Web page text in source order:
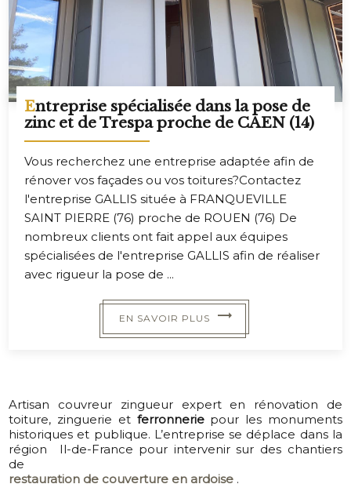
Entreprise spécialisée dans la pose de
zinc et de Trespa proche de CAEN (14)
Vous recherchez une entreprise adaptée afin de
rénover vos façades ou vos toitures?Contactez
l'entreprise GALLIS située à FRANQUEVILLE
SAINT PIERRE (76) proche de ROUEN (76) De
nombreux clients ont fait appel aux équipes
spécialisées de l'entreprise GALLIS afin de réaliser
avec rigueur la pose de ...
EN SAVOIR PLUS
Artisan couvreur zingueur expert en rénovation de
toiture, zinguerie et ferronneriepour les monuments
historiques et publique. L’entreprise se déplace dans la
région Il-de-France pour intervenir sur des chantiers
de
restauration de couverture en ardoise .